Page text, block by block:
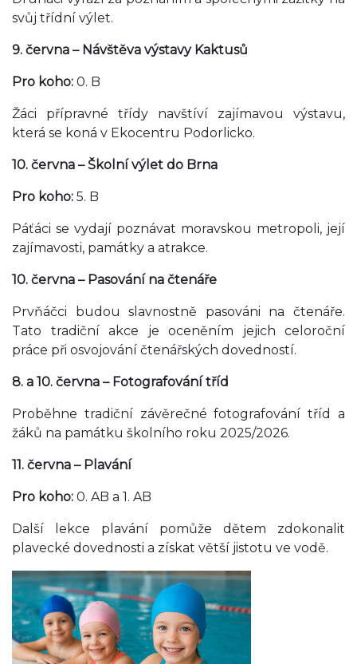
svůj třídní výlet.
9. června – Návštěva výstavy Kaktusů
Pro koho: 0. B
Žáci přípravné třídy navštíví zajímavou výstavu,
která se koná v Ekocentru Podorlicko.
10. června – Školní výlet do Brna
Pro koho: 5. B
Páťáci se vydají poznávat moravskou metropoli, její
zajímavosti, památky a atrakce.
10. června – Pasování na čtenáře
Prvňáčci budou slavnostně pasováni na čtenáře.
Tato tradiční akce je oceněním jejich celoroční
práce při osvojování čtenářských dovedností.
8. a 10. června – Fotografování tříd
Proběhne tradiční závěrečné fotografování tříd a
žáků na památku školního roku 2025/2026.
11. června – Plavání
Pro koho: 0. AB a 1. AB
Další lekce plavání pomůže dětem zdokonalit
plavecké dovednosti a získat větší jistotu ve vodě.